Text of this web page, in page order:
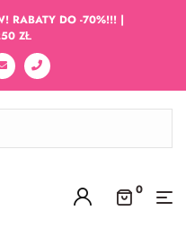
RABATY DO -70%!!! |
ZŁ
0